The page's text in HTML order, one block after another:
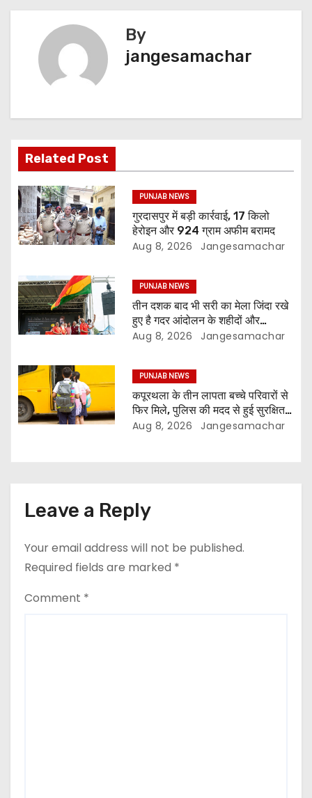
By
jangesamachar
Related Post
PUNJAB NEWS
गुरदासपुर में बड़ी कार्रवाई, 17 किलो
हेरोइन और 924 ग्राम अफीम बरामद
Aug 8, 2026 Jangesamachar
PUNJAB NEWS
तीन दशक बाद भी सरी का मेला जिंदा रखे
हुए है गदर आंदोलन के शहीदों और
प्रवासियों की विरासत
Aug 8, 2026 Jangesamachar
PUNJAB NEWS
कपूरथला के तीन लापता बच्चे परिवारों से
फिर मिले, पुलिस की मदद से हुई सुरक्षित
वापसी
Aug 8, 2026 Jangesamachar
Leave a Reply
Your email address will not be published.
Required fields are marked *
Comment *